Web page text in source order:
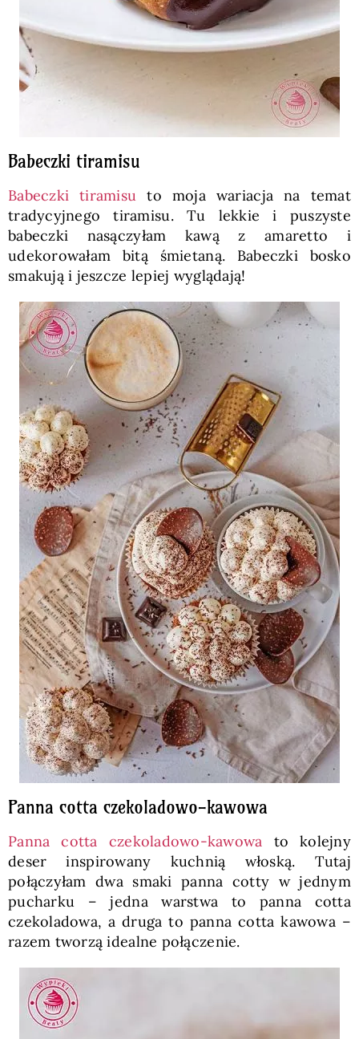
Babeczki tiramisu
Babeczki tiramisu to moja wariacja na temat
tradycyjnego tiramisu. Tu lekkie i puszyste
babeczki nasączyłam kawą z amaretto i
udekorowałam bitą śmietaną. Babeczki bosko
smakują i jeszcze lepiej wyglądają!
Panna cotta czekoladowo-kawowa
Panna cotta czekoladowo-kawowa to kolejny
deser inspirowany kuchnią włoską. Tutaj
połączyłam dwa smaki panna cotty w jednym
pucharku – jedna warstwa to panna cotta
czekoladowa, a druga to panna cotta kawowa –
razem tworzą idealne połączenie.